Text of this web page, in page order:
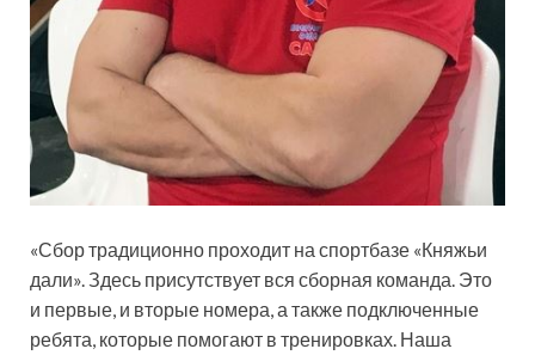
«Сбор традиционно проходит на спортбазе «Княжьи
дали». Здесь присутствует вся сборная команда. Это
и первые, и вторые номера, а также подключенные
ребята, которые помогают в тренировках. Наша